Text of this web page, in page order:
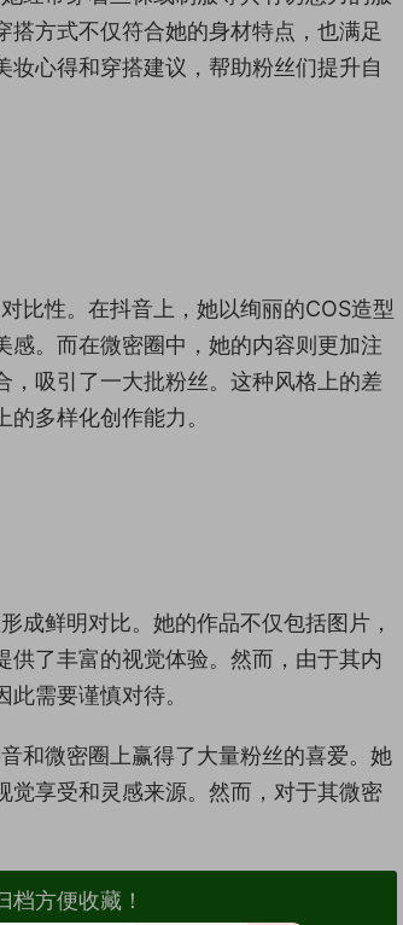
方式不仅符合她的身材特点，也满足
心得和穿搭建议，帮助粉丝们提升自
比性。在抖音上，她以绚丽的COS造型
。而在微密圈中，她的内容则更加注
吸引了一大批粉丝。这种风格上的差
多样化创作能力。
成鲜明对比。她的作品不仅包括图片，
了丰富的视觉体验。然而，由于其内
需要谨慎对待。
和微密圈上赢得了大量粉丝的喜爱。她
觉享受和灵感来源。然而，对于其微密
方便收藏！